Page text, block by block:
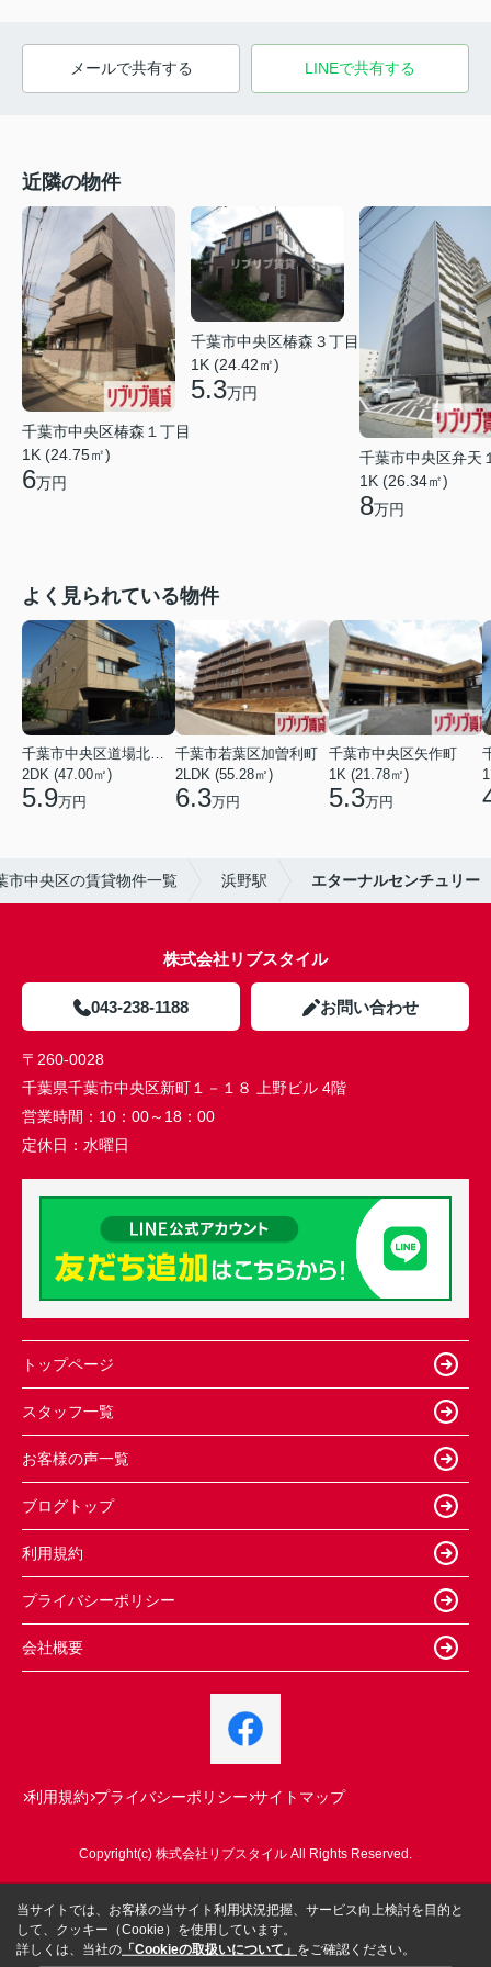
メールで共有する LINEで共有する
近隣の物件
千葉市中央区椿森１丁目
1K (24.75㎡)
6万円
千葉市中央区椿森３丁目
1K (24.42㎡)
5.3万円
千葉市中央区弁天
1K (26.34㎡)
8万円
よく見られている物件
千葉市中央区道場北２丁目
2DK (47.00㎡)
5.9万円
千葉市若葉区加曽利町
2LDK (55.28㎡)
6.3万円
千葉市中央区矢作町
1K (21.78㎡)
5.3万円
市中央区の賃貸物件一覧 浜野駅 エターナルセンチュリー
株式会社リブスタイル
043-238-1188 お問い合わせ
〒260-0028
千葉県千葉市中央区新町１－１８ 上野ビル 4階
営業時間： 10：00～18：00
定休日： 水曜日
トップページ
スタッフ一覧
お客様の声一覧
ブログトップ
利用規約
プライバシーポリシー
会社概要
利用規約 プライバシーポリシー サイトマップ
Copyright(c) 株式会社リブスタイル All Rights Reserved.
当サイトでは、お客様の当サイト利用状況把握、サービス向上検討を目的と
して、クッキー（Cookie）を使用しています。
詳しくは、当社の 「Cookieの取扱いについて」 をご確認ください。